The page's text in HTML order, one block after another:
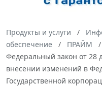
Продукты и услуги
обеспечение
ПРАЙМ
Федеральный закон от 28
внесении изменений в
Государственной